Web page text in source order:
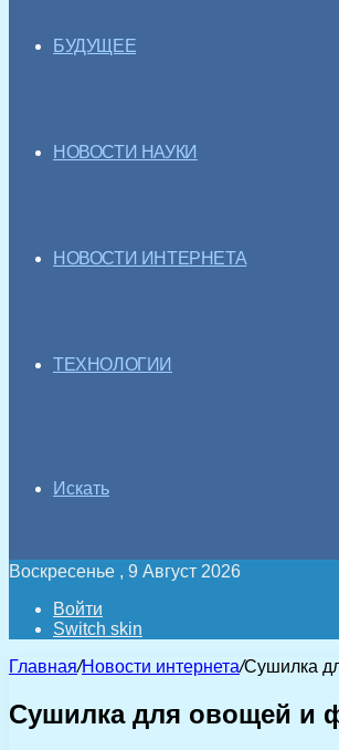
БУДУЩЕЕ
НОВОСТИ НАУКИ
НОВОСТИ ИНТЕРНЕТА
ТЕХНОЛОГИИ
Искать
Воскресенье , 9 Август 2026
Войти
Switch skin
Главная/Новости интернета/Сушилка
Сушилка для овощей и